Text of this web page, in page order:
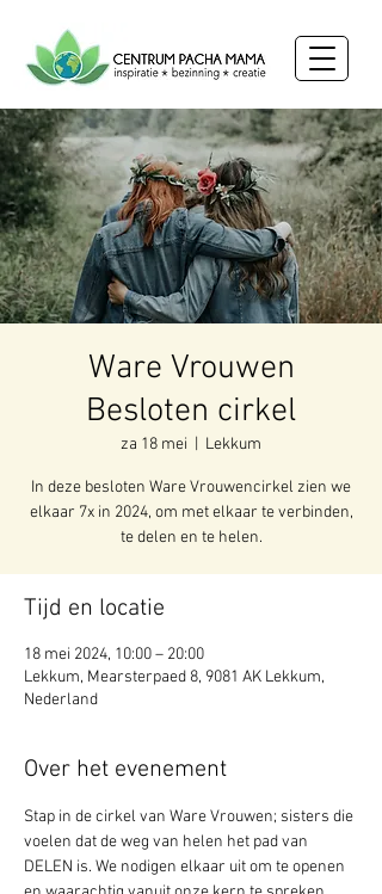
Ware Vrouwen
Besloten cirkel
za 18 mei Lekkum
In deze besloten Ware Vrouwencirkel zien we
elkaar 7x in 2024, om met elkaar te verbinden,
te delen en te helen.
Tijd en locatie
18 mei 2024, 10:00 – 20:00
Lekkum, Mearsterpaed 8, 9081 AK Lekkum,
Nederland
Over het evenement
Stap in de cirkel van Ware Vrouwen; sisters die
voelen dat de weg van helen het pad van
DELEN is. We nodigen elkaar uit om te openen